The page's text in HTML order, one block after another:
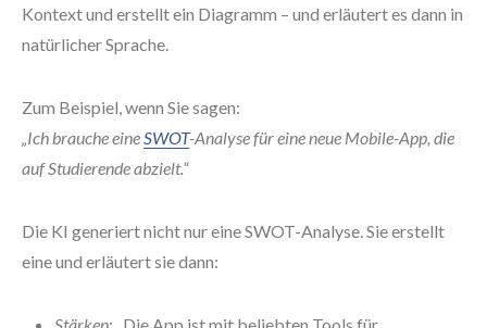
Kontext und erstellt ein Diagramm – und erläutert es dann in
natürlicher Sprache.
Zum Beispiel, wenn Sie sagen:
„Ich brauche eineSWOT-Analyse für eine neue Mobile-App, die
auf Studierende abzielt.“
Die KI generiert nicht nur eine SWOT-Analyse. Sie erstellt
eine und erläutert sie dann: